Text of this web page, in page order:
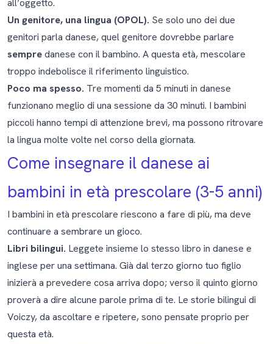
all’oggetto.
Un genitore, una lingua (OPOL). Se solo uno dei due
genitori parla danese, quel genitore dovrebbe parlare
sempredanese con il bambino. A questa età, mescolare
troppo indebolisce il riferimento linguistico.
Poco ma spesso. Tre momenti da 5 minuti in danese
funzionano meglio di una sessione da 30 minuti. I bambini
piccoli hanno tempi di attenzione brevi, ma possono ritrovare
la lingua molte volte nel corso della giornata.
Come insegnare il danese ai
bambini in età prescolare (3-5 anni)
I bambini in età prescolare riescono a fare di più, ma deve
continuare a sembrare un gioco.
Libri bilingui. Leggete insieme lo stesso libro in danese e
inglese per una settimana. Già dal terzo giorno tuo figlio
inizierà a prevedere cosa arriva dopo; verso il quinto giorno
proverà a dire alcune parole prima di te. Le storie bilingui di
Voiczy, da ascoltare e ripetere, sono pensate proprio per
questa età.